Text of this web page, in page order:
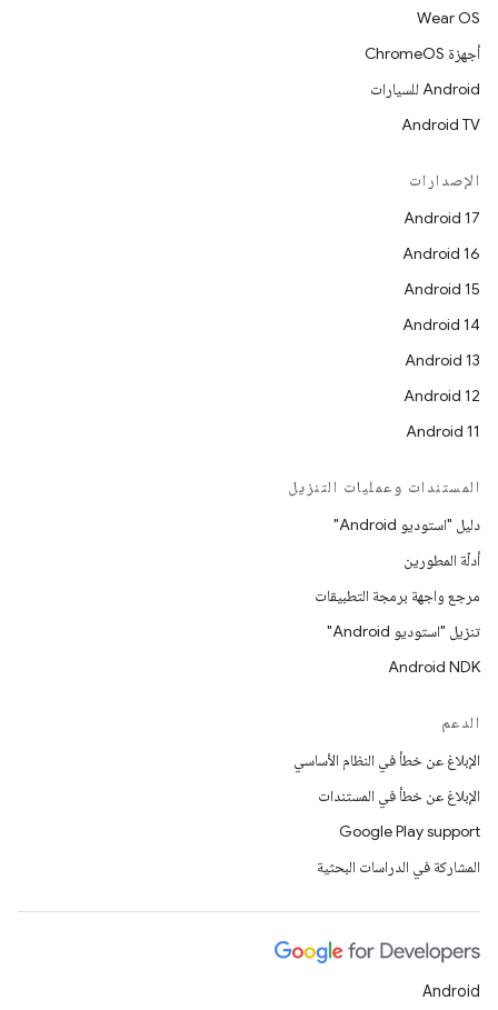
Wear OS
أجهزة ChromeOS
Android للسيارات
Android TV
الإصدارات
Android 17
Android 16
Android 15
Android 14
Android 13
Android 12
Android 11
المستندات وعمليات التنزيل
دليل "استوديو Android"
أدلّة المطورين
مرجع واجهة برمجة التطبيقات
تنزيل "استوديو Android"
Android NDK
الدعم
الإبلاغ عن خطأ في النظام الأساسي
الإبلاغ عن خطأ في المستندات
Google Play support
المشاركة في الدراسات البحثية
Android